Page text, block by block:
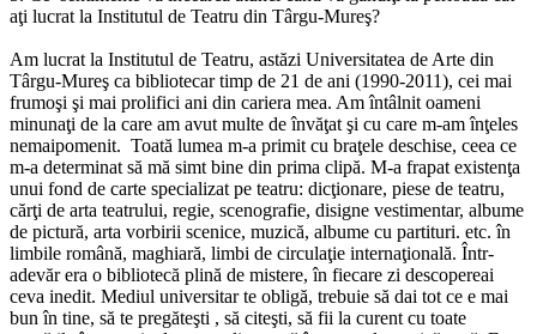
aţi lucrat la Institutul de Teatru din Târgu-Mureş?
Am lucrat la Institutul de Teatru, astăzi Universitatea de Arte din
Târgu-Mureş ca bibliotecar timp de 21 de ani (1990-2011), cei mai
frumoşi şi mai prolifici ani din cariera mea. Am întâlnit oameni
minunaţi de la care am avut multe de învăţat şi cu care m-am înţeles
nemaipomenit. Toată lumea m-a primit cu braţele deschise, ceea ce
m-a determinat să mă simt bine din prima clipă. M-a frapat existenţa
unui fond de carte specializat pe teatru: dicţionare, piese de teatru,
cărţi de arta teatrului, regie, scenografie, disigne vestimentar, albume
de pictură, arta vorbirii scenice, muzică, albume cu partituri. etc. în
limbile română, maghiară, limbi de circulaţie internaţională. Într-
adevăr era o bibliotecă plină de mistere, în fiecare zi descopereai
ceva inedit. Mediul universitar te obligă, trebuie să dai tot ce e mai
bun în tine, să te pregăteşti , să citeşti, să fii la curent cu toate